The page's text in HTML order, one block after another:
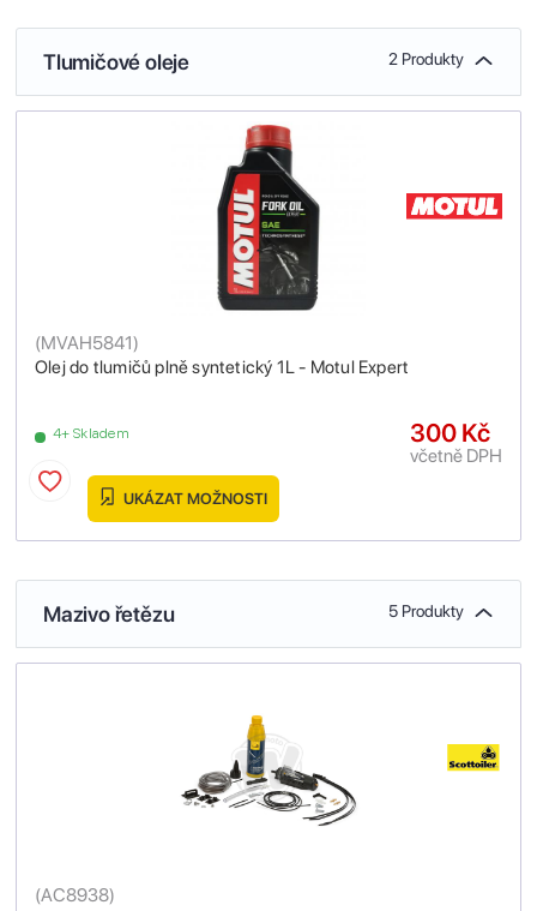
Tlumičové oleje 2 Produkty
Olej do tlumičů plně syntetický 1L - Motul Expert
(MVAH5841)
4+ Skladem 300 Kč
včetně DPH
UKÁZAT MOŽNOSTI
Mazivo řetězu 5 Produkty
(AC8938)